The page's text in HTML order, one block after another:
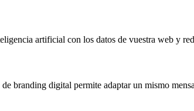
artificial con los datos de vuestra web y
branding digital permite adaptar un mismo